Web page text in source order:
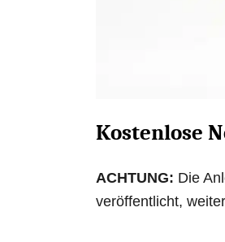
Kostenlose
ACHTUNG: Die
veröffentlicht,